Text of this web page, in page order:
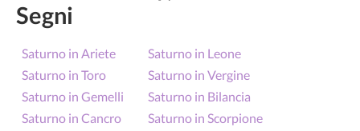
Segni
Saturno in Ariete
Saturno in Toro
Saturno in Gemelli
Saturno in Cancro
Saturno in Leone
Saturno in Vergine
Saturno in Bilancia
Saturno in Scorpione